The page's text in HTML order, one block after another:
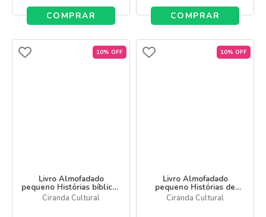
COMPRAR COMPRAR
10% OFF
Livro Almofadado
pequeno Histórias bíblicas
para meninos
Ciranda Cultural
10% OFF
Livro Almofadado
pequeno Histórias de
Jesus
Ciranda Cultural